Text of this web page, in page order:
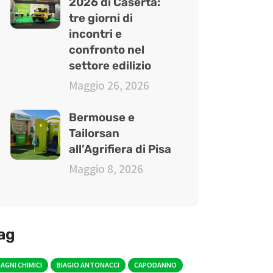
2026 di Caserta:
tre giorni di
incontri e
confronto nel
settore edilizio
Maggio 26, 2026
Bermouse e
Tailorsan
all’Agrifiera di Pisa
Maggio 8, 2026
CHIMICI BIAGIO ANTONACCI CAPODANNO